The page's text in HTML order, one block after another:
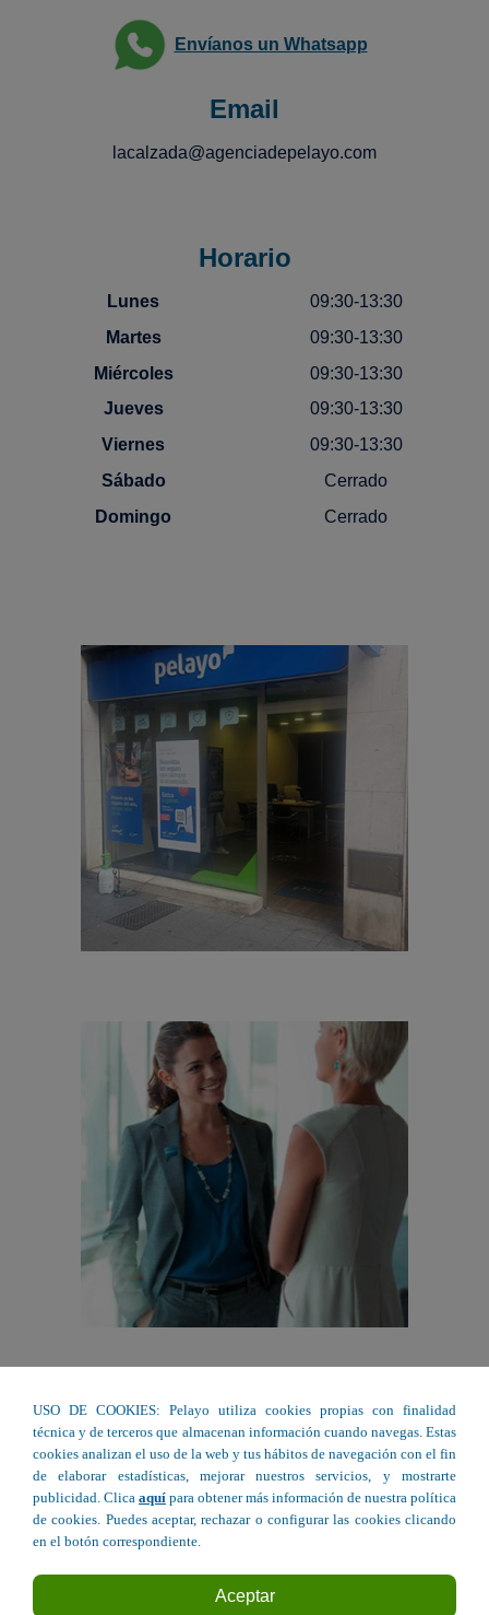
Envíanos un Whatsapp
Email
lacalzada@agenciadepelayo.com
Horario
Lunes
09:30-13:30
Martes
09:30-13:30
Miércoles
09:30-13:30
Jueves
09:30-13:30
Viernes
09:30-13:30
Sábado
Cerrado
Domingo
Cerrado
USO DE COOKIES: Pelayo utiliza cookies propias con finalidad
técnica y de terceros que almacenan información cuando navegas. Estas
cookies analizan el uso de la web y tus hábitos de navegación con el fin
de elaborar estadísticas, mejorar nuestros servicios, y mostrarte
publicidad. Clica aquí para obtener más información de nuestra política
de cookies. Puedes aceptar, rechazar o configurar las cookies clicando
en el botón correspondiente.
Aceptar